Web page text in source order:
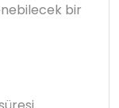
bir